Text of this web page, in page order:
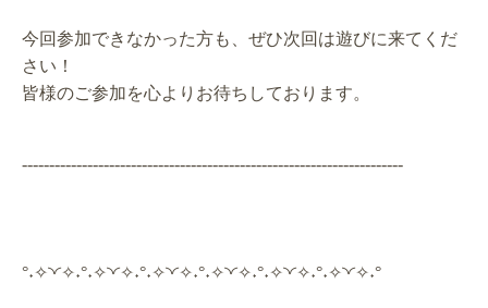
今回参加できなかった方も、ぜひ次回は遊びに来てくだ
さい！
皆様のご参加を心よりお待ちしております。
----------------------------------------------------------------------
°˖✧◝◜✧˖°˖✧◝◜✧˖°˖✧◝◜✧˖°˖✧◝◜✧˖°˖✧◝◜✧˖°˖✧◝◜✧˖°